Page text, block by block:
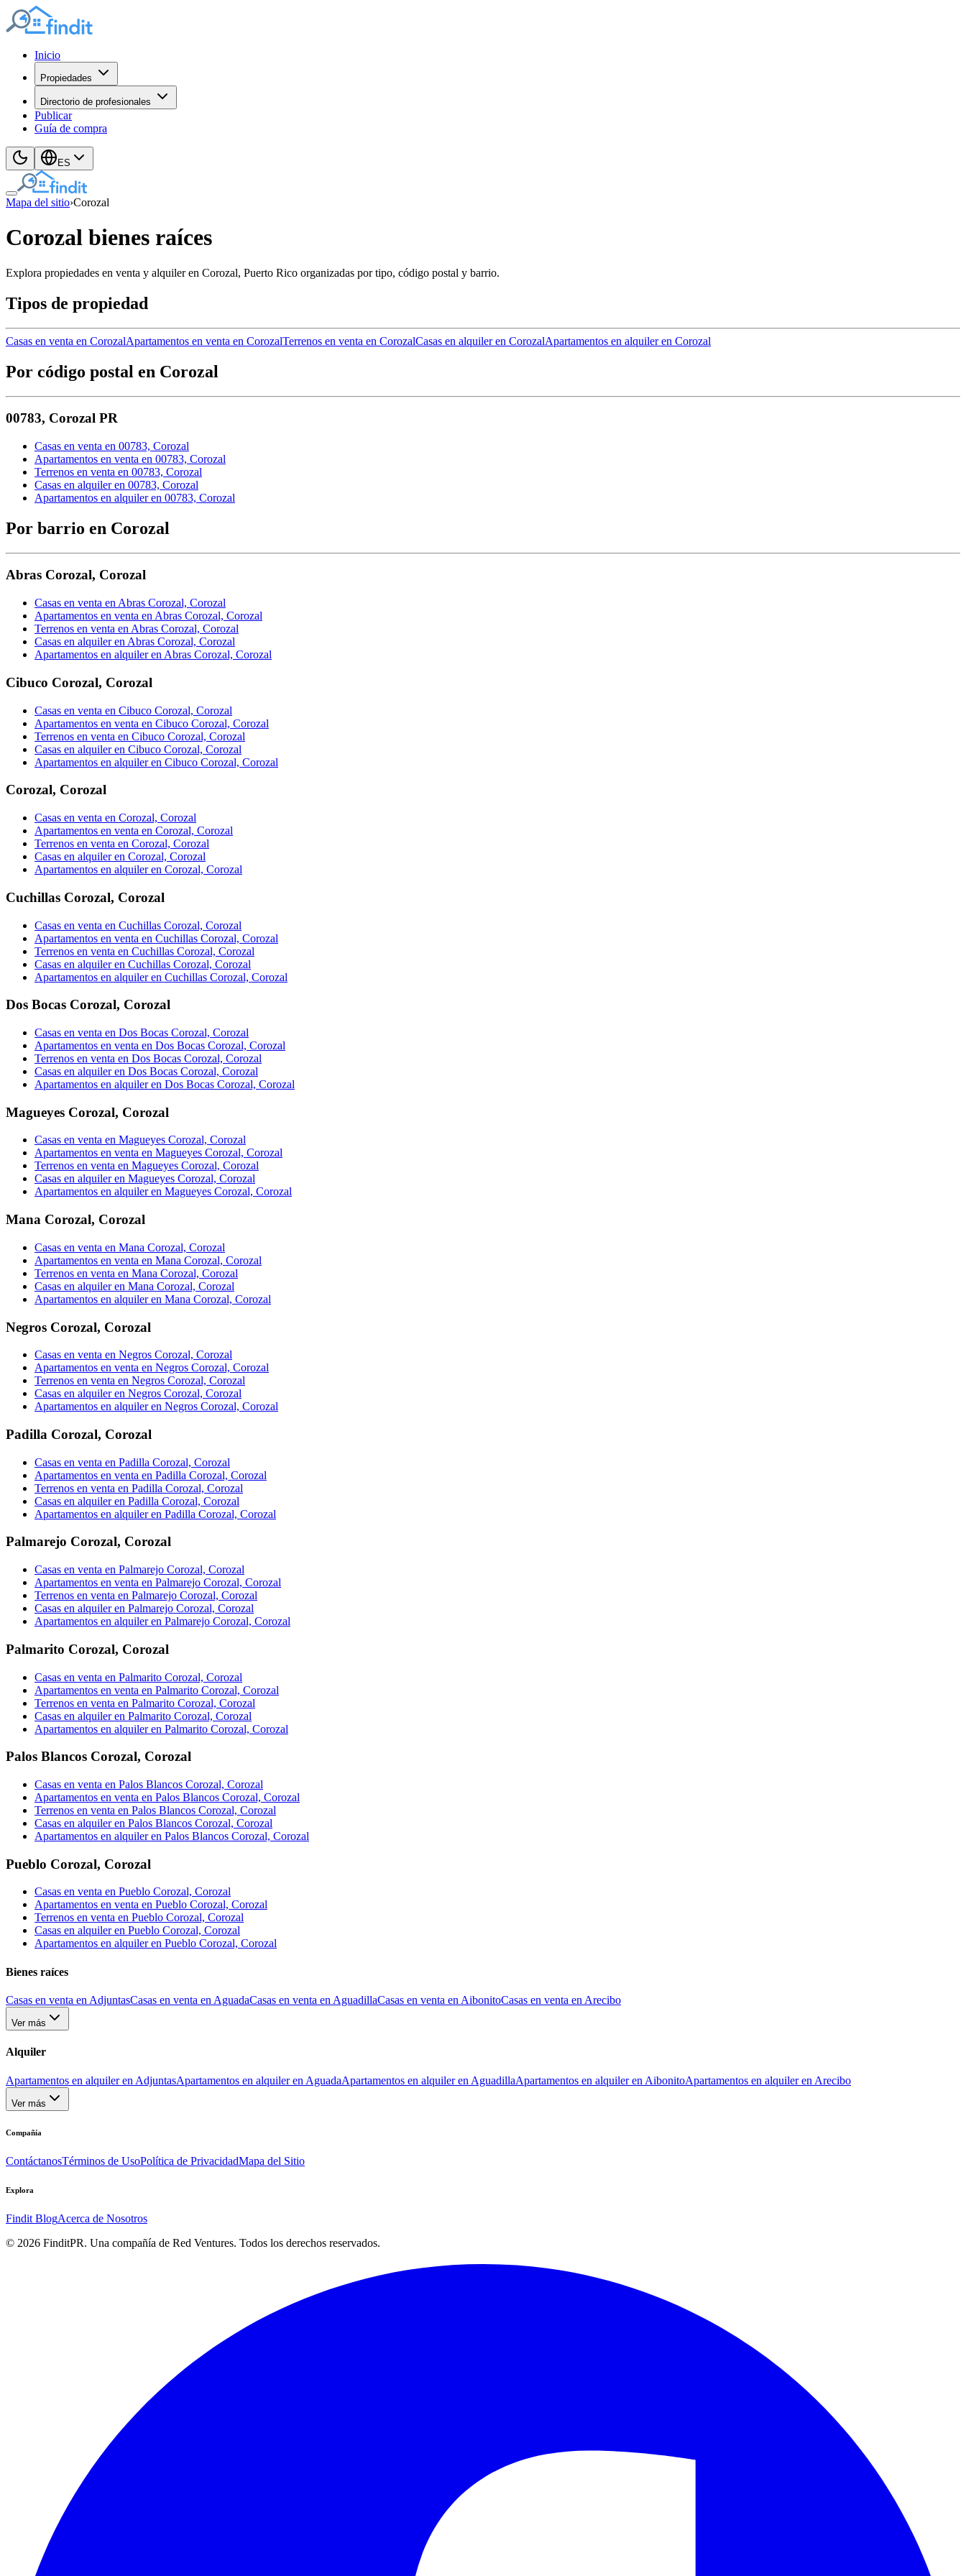
Inicio
Propiedades
Directorio de profesionales
Publicar
Guía de compra
ES
Mapa del sitio›Corozal
Corozal bienes raíces
Explora propiedades en venta y alquiler en Corozal, Puerto Rico organizadas por tipo, código postal y barrio.
Tipos de propiedad
Casas en venta en CorozalApartamentos en venta en CorozalTerrenos en venta en CorozalCasas en alquiler en CorozalApartamentos en alquiler en Corozal
Por código postal en Corozal
00783, Corozal PR
Casas en venta en 00783, Corozal
Apartamentos en venta en 00783, Corozal
Terrenos en venta en 00783, Corozal
Casas en alquiler en 00783, Corozal
Apartamentos en alquiler en 00783, Corozal
Por barrio en Corozal
Abras Corozal, Corozal
Casas en venta en Abras Corozal, Corozal
Apartamentos en venta en Abras Corozal, Corozal
Terrenos en venta en Abras Corozal, Corozal
Casas en alquiler en Abras Corozal, Corozal
Apartamentos en alquiler en Abras Corozal, Corozal
Cibuco Corozal, Corozal
Casas en venta en Cibuco Corozal, Corozal
Apartamentos en venta en Cibuco Corozal, Corozal
Terrenos en venta en Cibuco Corozal, Corozal
Casas en alquiler en Cibuco Corozal, Corozal
Apartamentos en alquiler en Cibuco Corozal, Corozal
Corozal, Corozal
Casas en venta en Corozal, Corozal
Apartamentos en venta en Corozal, Corozal
Terrenos en venta en Corozal, Corozal
Casas en alquiler en Corozal, Corozal
Apartamentos en alquiler en Corozal, Corozal
Cuchillas Corozal, Corozal
Casas en venta en Cuchillas Corozal, Corozal
Apartamentos en venta en Cuchillas Corozal, Corozal
Terrenos en venta en Cuchillas Corozal, Corozal
Casas en alquiler en Cuchillas Corozal, Corozal
Apartamentos en alquiler en Cuchillas Corozal, Corozal
Dos Bocas Corozal, Corozal
Casas en venta en Dos Bocas Corozal, Corozal
Apartamentos en venta en Dos Bocas Corozal, Corozal
Terrenos en venta en Dos Bocas Corozal, Corozal
Casas en alquiler en Dos Bocas Corozal, Corozal
Apartamentos en alquiler en Dos Bocas Corozal, Corozal
Magueyes Corozal, Corozal
Casas en venta en Magueyes Corozal, Corozal
Apartamentos en venta en Magueyes Corozal, Corozal
Terrenos en venta en Magueyes Corozal, Corozal
Casas en alquiler en Magueyes Corozal, Corozal
Apartamentos en alquiler en Magueyes Corozal, Corozal
Mana Corozal, Corozal
Casas en venta en Mana Corozal, Corozal
Apartamentos en venta en Mana Corozal, Corozal
Terrenos en venta en Mana Corozal, Corozal
Casas en alquiler en Mana Corozal, Corozal
Apartamentos en alquiler en Mana Corozal, Corozal
Negros Corozal, Corozal
Casas en venta en Negros Corozal, Corozal
Apartamentos en venta en Negros Corozal, Corozal
Terrenos en venta en Negros Corozal, Corozal
Casas en alquiler en Negros Corozal, Corozal
Apartamentos en alquiler en Negros Corozal, Corozal
Padilla Corozal, Corozal
Casas en venta en Padilla Corozal, Corozal
Apartamentos en venta en Padilla Corozal, Corozal
Terrenos en venta en Padilla Corozal, Corozal
Casas en alquiler en Padilla Corozal, Corozal
Apartamentos en alquiler en Padilla Corozal, Corozal
Palmarejo Corozal, Corozal
Casas en venta en Palmarejo Corozal, Corozal
Apartamentos en venta en Palmarejo Corozal, Corozal
Terrenos en venta en Palmarejo Corozal, Corozal
Casas en alquiler en Palmarejo Corozal, Corozal
Apartamentos en alquiler en Palmarejo Corozal, Corozal
Palmarito Corozal, Corozal
Casas en venta en Palmarito Corozal, Corozal
Apartamentos en venta en Palmarito Corozal, Corozal
Terrenos en venta en Palmarito Corozal, Corozal
Casas en alquiler en Palmarito Corozal, Corozal
Apartamentos en alquiler en Palmarito Corozal, Corozal
Palos Blancos Corozal, Corozal
Casas en venta en Palos Blancos Corozal, Corozal
Apartamentos en venta en Palos Blancos Corozal, Corozal
Terrenos en venta en Palos Blancos Corozal, Corozal
Casas en alquiler en Palos Blancos Corozal, Corozal
Apartamentos en alquiler en Palos Blancos Corozal, Corozal
Pueblo Corozal, Corozal
Casas en venta en Pueblo Corozal, Corozal
Apartamentos en venta en Pueblo Corozal, Corozal
Terrenos en venta en Pueblo Corozal, Corozal
Casas en alquiler en Pueblo Corozal, Corozal
Apartamentos en alquiler en Pueblo Corozal, Corozal
Bienes raíces
Casas en venta en AdjuntasCasas en venta en AguadaCasas en venta en AguadillaCasas en venta en AibonitoCasas en venta en Arecibo
Ver más
Alquiler
Apartamentos en alquiler en AdjuntasApartamentos en alquiler en AguadaApartamentos en alquiler en AguadillaApartamentos en alquiler en AibonitoApartamentos en alquiler en Arecibo
Ver más
Compañía
ContáctanosTérminos de UsoPolítica de PrivacidadMapa del Sitio
Explora
Findit BlogAcerca de Nosotros
© 2026 FinditPR. Una compañía de Red Ventures. Todos los derechos reservados.